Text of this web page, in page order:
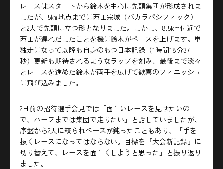
レースはスタートから鈴木を中心に先頭集団が形成されま
したが、5㎞地点までに西田宗城（バカラパシフィック）
と2人で先頭に立つ形となりました。しかし、8.5km付近で
西田が遅れだしたことを機に鈴木がペースを上げます。単
独走になって以降も自身のもつ日本記録（1時間18分37
秒）更新も期待されるようなラップを刻み、最後まで淡々
とレースを進めた鈴木が両手を広げて歓喜のフィニッシュ
に飛び込みました。
2日前の招待選手会見では「面白いレースを見せたいの
で、ハーフまでは集団で走りたい」と話していましたが、
序盤から2人に絞られペースが鈍ったこともあり、「手を
抜くレースになってはならない。目標を『大会新記録』に
切り替えて、レースを面白くしようと思った」と振り返り
ました。